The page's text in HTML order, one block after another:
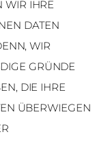
WIR IHRE
DATEN
WIR
GRÜNDE
DIE IHRE
ÜBERWIEGEN